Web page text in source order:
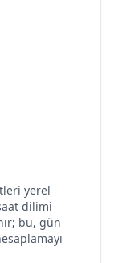
yerel
dilimi
bu, gün